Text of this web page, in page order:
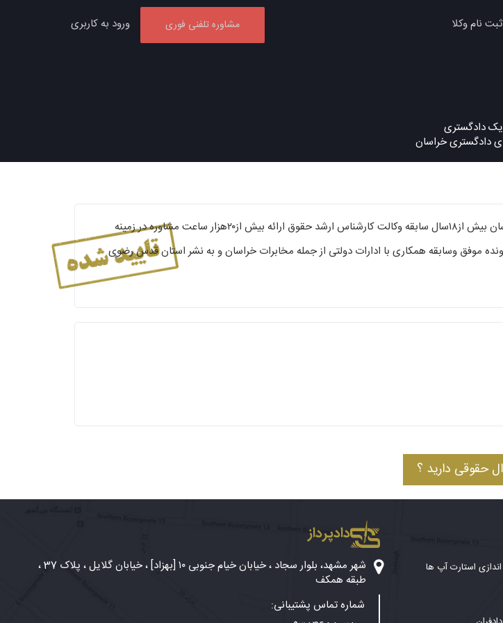
ثبت نام وکلا مشاوره تلفنی فوری ورود به کاربری
یک دادگستری
دادگستری خراسان
محمدرضا مهربان عضو کانون وکلای دادگستری خراسان بیش از۱۸سال سابقه وکالت کارشناس ارشد حقوق ارائه بیش از۲۰هزار ساعت مشاوره در زمینه
وکیفری وسابقه وکالت در بیش از ۳۰۰۰پرونده موفق وسابقه همکاری با ادارات دولتی از جمله مخابرات خراسان و به نشر استان قدس رضوی
حقوقی دارید ؟
استارت آپ ها
دادپرداز
شهر مشهد، بلوار سجاد ، خیابان خیام جنوبی ۱۰ [بهزاد] ، خیابان گلایل ، پلاک 37 ،
طبقه همکف
شماره تماس پشتیبانی: